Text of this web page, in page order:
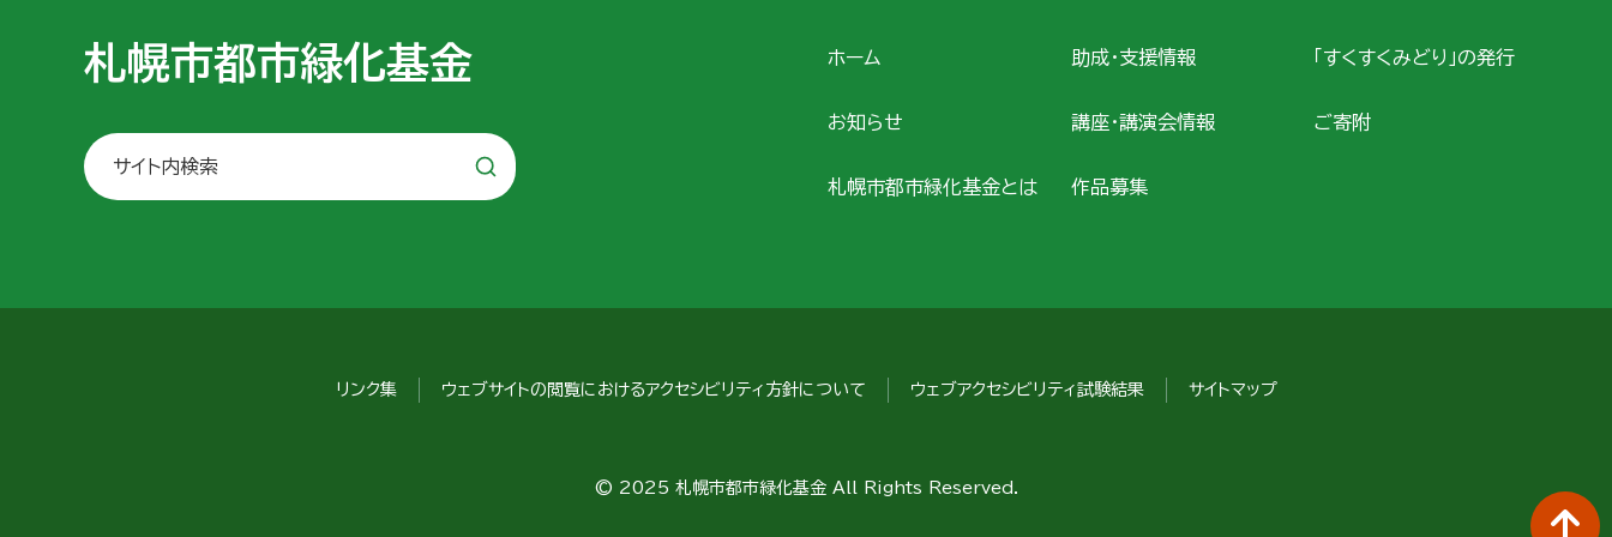
札幌市都市緑化基金
サイト内検索
ホーム
お知らせ
札幌市都市緑化基金とは
助成・支援情報
講座・講演会情報
作品募集
「すくすくみどり」の発行
ご寄附
リンク集 ウェブサイトの閲覧におけるアクセシビリティ方針について ウェブアクセシビリティ試験結果 サイトマップ
© 2025 札幌市都市緑化基金 All Rights Reserved.